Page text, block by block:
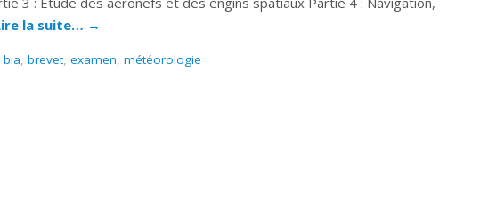
la suite… →
bia, brevet, examen, météorologie